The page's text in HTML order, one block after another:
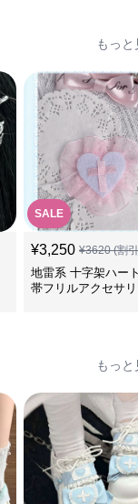
もっと
SALE
¥3,250 ¥3620(割
地雷系 十字架ハー
帯フリルアクセサ
もっと